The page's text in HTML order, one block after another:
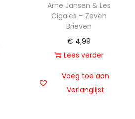
Arne Jansen & Les
Cigales – Zeven
Brieven
€ 4,99
Lees verder
Voeg toe aan
Verlanglijst